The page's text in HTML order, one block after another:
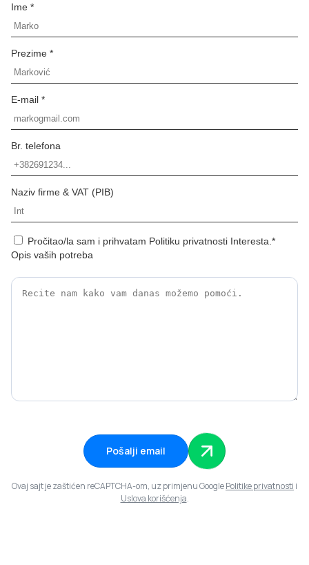
Ime *
Prezime *
E-mail *
Br. telefona
Naziv firme & VAT (PIB)
Pročitao/la sam i prihvatam Politiku privatnosti Interesta.*
Opis vaših potreba
Pošalji email
Ovaj sajt je zaštićen reCAPTCHA-om, uz primjenu GooglePolitike privatnosti i
Uslova korišćenja.